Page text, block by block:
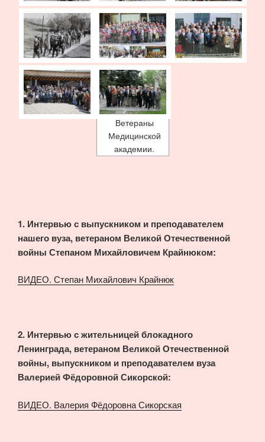
Ветераны
Медицинской
академии.
1. Интервью с выпускником и преподавателем
нашего вуза, ветераном Великой Отечественной
войны Степаном Михайловичем Крайнюком:
ВИДЕО. Степан Михайлович Крайнюк
2. Интервью с жительницей блокадного
Ленинграда, ветераном Великой Отечественной
войны, выпускником и преподавателем вуза
Валерией Фёдоровной Сикорской:
ВИДЕО. Валерия Фёдоровна Сикорская